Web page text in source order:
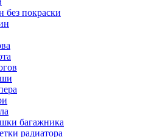
без покраски
багажника
радиатора